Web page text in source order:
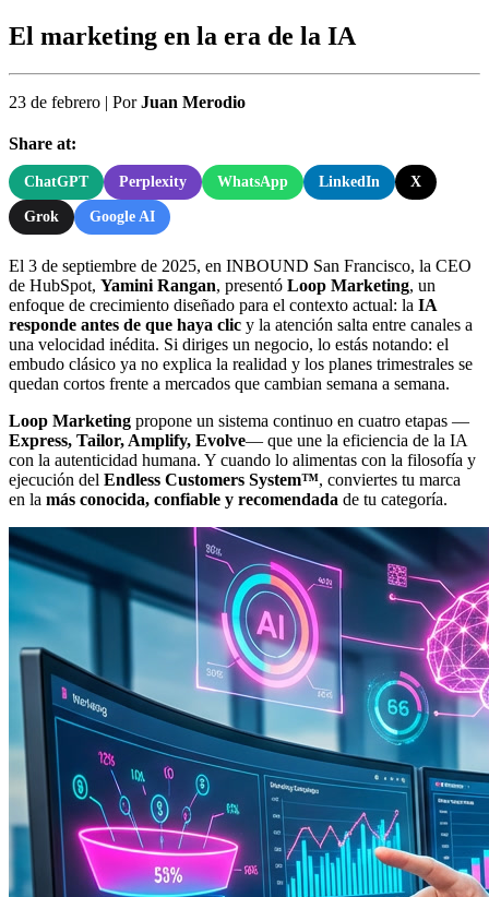
El marketing en la era de la IA
23 de febrero | PorJuan Merodio
Share at:
ChatGPT Perplexity WhatsApp LinkedIn X
Grok Google AI
El 3 de septiembre de 2025, en INBOUND San Francisco, la CEO
de HubSpot, Yamini Rangan, presentó Loop Marketing, un
enfoque de crecimiento diseñado para el contexto actual: la IA
responde antes de que haya clic y la atención salta entre canales a
una velocidad inédita. Si diriges un negocio, lo estás notando: el
embudo clásico ya no explica la realidad y los planes trimestrales se
quedan cortos frente a mercados que cambian semana a semana.
Loop Marketing propone un sistema continuo en cuatro etapas —
Express, Tailor, Amplify, Evolve— que une la eficiencia de la IA
con la autenticidad humana. Y cuando lo alimentas con la filosofía y
ejecución del Endless Customers System™, conviertes tu marca
en la más conocida, confiable y recomendada de tu categoría.